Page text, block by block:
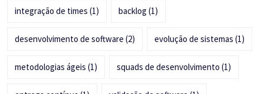
integração de times (1) backlog (1)
desenvolvimento de software (2) evolução de sistemas (1)
metodologias ágeis (1) squads de desenvolvimento (1)